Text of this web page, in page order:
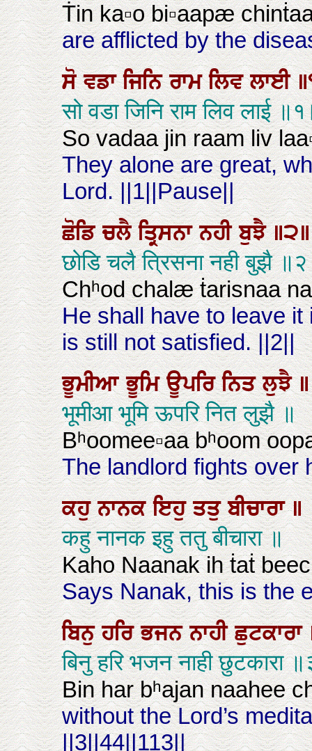
Ṫin ka▫o bi▫aapæ
are afflicted by the
ਸੋਵਡਾਜਿਨਿਰਾਮਲਿਵਲਾਈ
सो वडा जिनि राम लिव लाई
So vadaa jin raam liv
They alone are great,
Lord. ||1||Pause||
ਛੋਡਿਚਲੈਤ੍ਰਿਸਨਾਨਹੀਬੁਝੈ॥੨॥
छोडि चलै त्रिसना नही बुझै
Chʰod chalæ ṫarisnaa
He shall have to leave
is still not satisfied. ||2||
ਭੂਮੀਆਭੂਮਿਊਪਰਿਨਿਤਲੁਝੈ॥
भूमीआ भूमि ऊपरि नित लुझै ॥
Bʰoomee▫aa bʰoom
The landlord fights over
ਕਹੁਨਾਨਕਇਹੁਤਤੁਬੀਚਾਰਾ॥
कहु नानक इहु ततु बीचारा ॥
Kaho Naanak ih ṫaṫ
Says Nanak, this is the
ਬਿਨੁਹਰਿਭਜਨਨਾਹੀਛੁਟਕਾਰਾ
बिनु हरि भजन नाही
Bin har bʰajan naahee
without the Lord’s
||3||44||113||